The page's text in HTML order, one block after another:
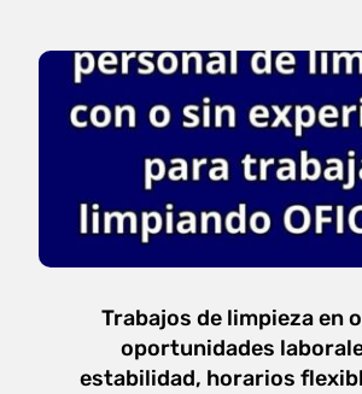
Trabajos de limpieza en
oportunidades
estabilidad, horarios